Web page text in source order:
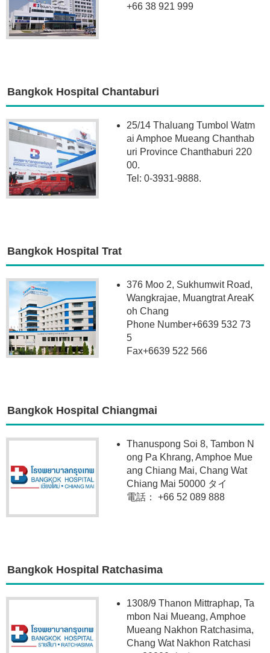
+66 38 921 999
Bangkok Hospital Chantaburi
25/14 Thaluang Tumbol Watm
ai Amphoe Mueang Chanthab
uri Province Chanthaburi 220
00.
Tel: 0-3931-9888.
Bangkok Hospital Trat
376 Moo 2, Sukhumwit Road,
Wangkrajae, Muangtrat AreaK
oh Chang
Phone Number+6639 532 73
5
Fax+6639 522 566
Bangkok Hospital Chiangmai
Thanuspong Soi 8, Tambon N
ong Pa Khrang, Amphoe Mue
ang Chiang Mai, Chang Wat
Chiang Mai 50000 タイ
電話： +66 52 089 888
Bangkok Hospital Ratchasima
1308/9 Thanon Mittraphap, Ta
mbon Nai Mueang, Amphoe
Mueang Nakhon Ratchasima,
Chang Wat Nakhon Ratchasi